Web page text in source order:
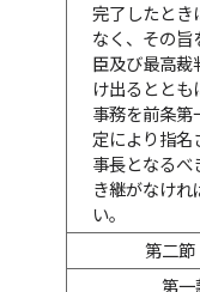
完了したとき
なく、その旨
臣及び最高裁
け出るととも
事務を前条第
定により指名
事長となるべ
き継がなけれ
い。
第二
第